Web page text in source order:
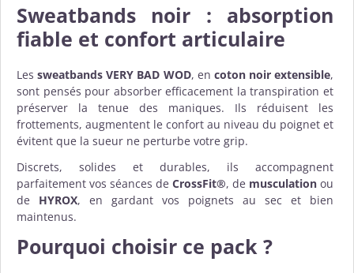
Sweatbands noir : absorption
fiable et confort articulaire
Lessweatbands VERY BAD WOD, en coton noir extensible,
sont pensés pour absorber efficacement la transpiration et
préserver la tenue des maniques. Ils réduisent les
frottements, augmentent le confort au niveau du poignet et
évitent que la sueur ne perturbe votre grip.
Discrets, solides et durables, ils accompagnent
parfaitement vos séances de CrossFit®, de musculation ou
de HYROX, en gardant vos poignets au sec et bien
maintenus.
Pourquoi choisir ce pack ?